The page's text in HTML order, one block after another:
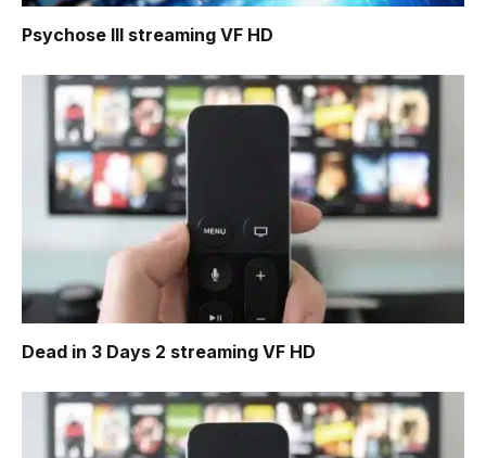
Psychose III streaming VF HD
Dead in 3 Days 2 streaming VF HD